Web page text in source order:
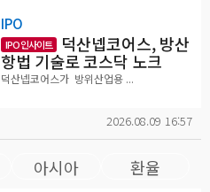
IPO
IPO 인사이트 덕산넵코어스, 방산
항법 기술로 코스닥 노크
덕산넵코어스가 방위산업용 ...
2026.08.09 16:57
아시아 환율